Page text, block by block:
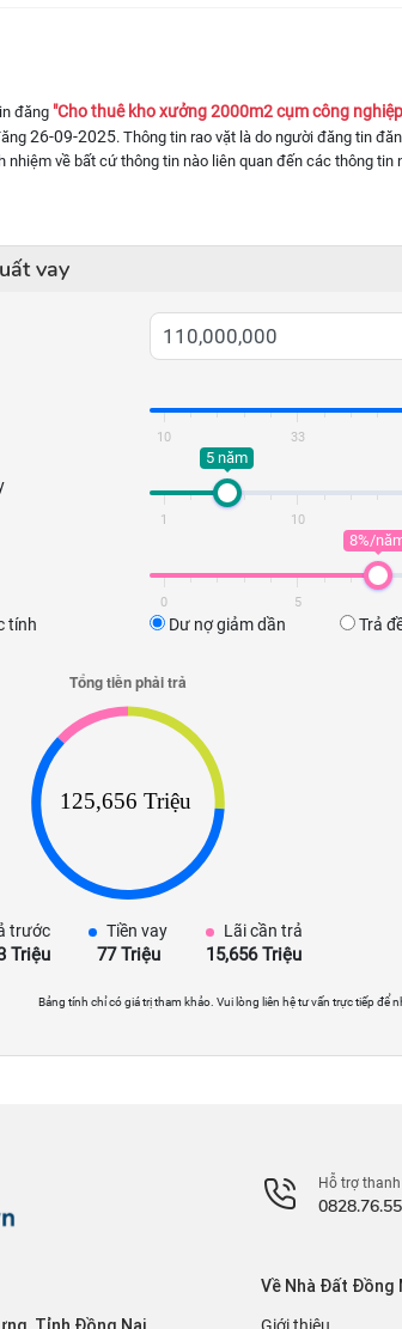
đăng "Cho thuê kho xưởng 2000m2 cụm công
26-09-2025. Thông tin rao vặt là do người đăng tin
nhiệm về bất cứ thông tin nào liên quan đến các thông tin
vay
10 33
5 năm
1 10
8%/
0 5
tính Dư nợ giảm dần Trả
trước
Triệu
Tiền vay
77 Triệu
Lãi cần trả
15,656 Triệu
Bảng tính chỉ có giá trị tham khảo. Vui lòng liên hệ tư vấn trực tiếp để
Hỗ trợ
Về Nhà Đất Đồng